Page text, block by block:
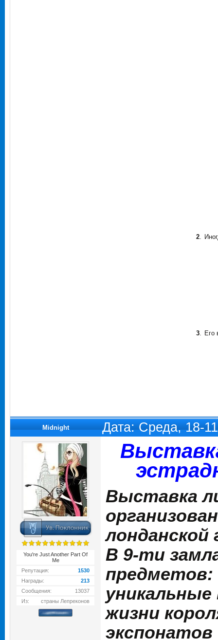
2.
3. Его
Midnight Дата: Среда, 18-
You're Just Another Part Of
Me
Репутация:
1530
Награды:
213
Сообщения:
13037
Из:
страны Лепреконов
Выставка
лонданской
В 9-ти
предметов:
жизни